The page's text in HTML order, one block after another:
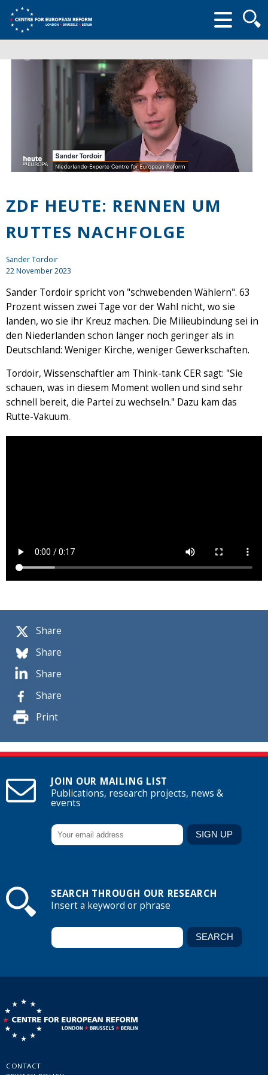
form
Share
Share
Share
Share
Print
ZDF HEUTE: RENNEN UM
RUTTES NACHFOLGE
Sander Tordoir
22 November 2023
Sander Tordoir spricht von "schwebenden Wählern". 63
Prozent wissen zwei Tage vor der Wahl nicht, wo sie
landen, wo sie ihr Kreuz machen. Die Milieubindung sei in
den Niederlanden schon länger noch geringer als in
Deutschland: Weniger Kirche, weniger Gewerkschaften.
Tordoir, Wissenschaftler am Think-tank CER sagt: "Sie
schauen, was in diesem Moment wollen und sind sehr
schnell bereit, die Partei zu wechseln." Dazu kam das
Rutte-Vakuum.
JOIN OUR MAILING LIST
Publications, research projects, news &
events
SEARCH THROUGH OUR RESEARCH
Insert a keyword or phrase
CONTACT